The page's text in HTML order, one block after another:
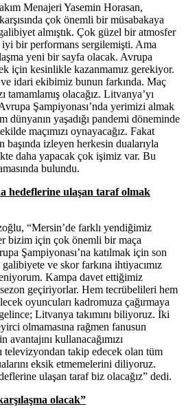
Menajeri Yasemin Horasan,
çok önemli bir müsabakaya
almıştık. Çok güzel bir atmosfer
iyi bir performans sergilemişti. Ama
yeni bir sayfa olacak. Avrupa
için kesinlikle kazanmamız gerekiyor.
idari ekibimiz bunun farkında. Maç
tamamlamış olacağız. Litvanya’yı
Şampiyonası’nda yerimizi almak
yaşadığı pandemi döneminde
maçımızı oynayacağız. Fakat
izleyen herkesin dualarıyla
daha yapacak çok işimiz var. Bu
bulundu.
hedeflerine ulaşan taraf olmak
“Mersin’de farklı yendiğimiz
bizim için çok önemli bir maça
Şampiyonası’na katılmak için son
ve skor farkına ihtiyacımız
Kampa davet ettiğimiz
geçiriyorlar. Hem tecrübelileri hem
oyuncuları kadromuza çağırmaya
Litvanya takımını biliyoruz. İki
olmamasına rağmen fanusun
kullanacağımızı
televizyondan takip edecek olan tüm
eksik etmemelerini diliyoruz.
ulaşan taraf biz olacağız” dedi.
olacak”